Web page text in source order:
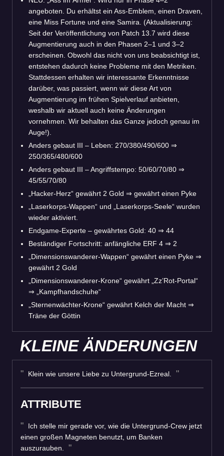
angeboten. Du erhältst ein Ass-Emblem, einen Draven,
eine Miss Fortune und eine Samira. (Aktualisierung:
Seit der Veröffentlichung von Patch 13.7 wird diese
Augmentierung auch in den Phasen 2–1 und 3–2
erscheinen. Obwohl das nicht von uns beabsichtigt ist,
entstehen dadurch keine Probleme mit den Metriken.
Stattdessen erhalten wir interessante Erkenntnisse
darüber, was passiert, wenn wir diese Art von
Augmentierung im frühen Spielverlauf anbieten,
weshalb wir aktuell auch keine Änderungen
vornehmen. Wir behalten das Ganze jedoch genau im
Auge!).
Anders gebaut III – Leben: 270/380/490/600 ⇒
250/365/480/600
Anders gebaut III – Angriffstempo: 50/60/70/80 ⇒
45/55/70/80
„Hacker-Herz“ gewährt 2 Gold ⇒ gewährt einen Pyke
„Laserkorps-Wappen“ und „Laserkorps-Seele“ wurden
wieder aktiviert.
Endgame-Experte – gewährtes Gold: 40 ⇒ 44
Beständiger Fortschritt: anfängliche ERF 4 ⇒ 2
„Dimensionswanderer-Wappen“ gewährt einen Pyke ⇒
gewährt 2 Gold
„Dimensionswanderer-Krone“ gewährt „Zz’Rot-Portal“
⇒ „Kampfhandschuhe“
„Sternenwächter-Krone“ gewährt Kelch der Macht ⇒
Träne der Göttin
KLEINE ÄNDERUNGEN
Klein wie unsere Liebe zu Untergrund-Ezreal.
ATTRIBUTE
Ich stelle mir gerade vor, wie die Untergrund-Crew jetzt
einen großen Magneten benutzt, um Banken
auszurauben.